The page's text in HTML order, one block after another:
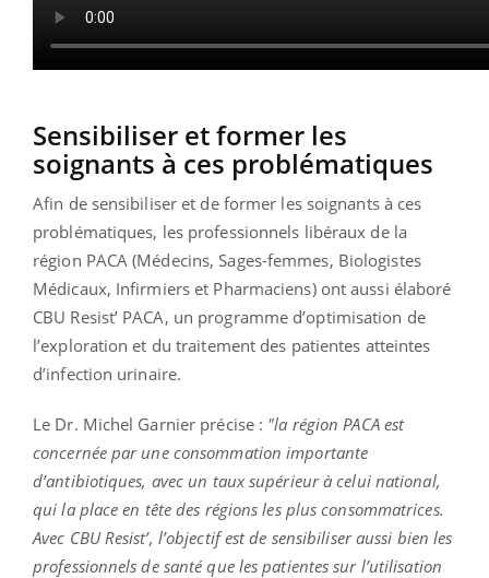
Sensibiliser et former les
soignants à ces problématiques
Afin de sensibiliser et de former les soignants à ces
problématiques, les professionnels libéraux de la
région PACA (Médecins, Sages-femmes, Biologistes
Médicaux, Infirmiers et Pharmaciens) ont aussi élaboré
CBU Resist’ PACA, un programme d’optimisation de
l’exploration et du traitement des patientes atteintes
d’infection urinaire.
Le Dr. Michel Garnier précise : "la région PACA est
concernée par une consommation importante
d’antibiotiques, avec un taux supérieur à celui national,
qui la place en tête des régions les plus consommatrices.
Avec CBU Resist’, l’objectif est de sensibiliser aussi bien les
professionnels de santé que les patientes sur l’utilisation